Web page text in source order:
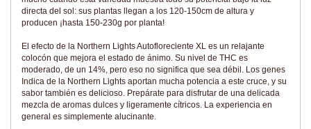
directa del sol: sus plantas llegan a los 120-150cm de altura y
producen ¡hasta 150-230g por planta!
El efecto de la Northern Lights Autofloreciente XL es un relajante
colocón que mejora el estado de ánimo. Su nivel de THC es
moderado, de un 14%, pero eso no significa que sea débil. Los genes
Indica de la Northern Lights aportan mucha potencia a este cruce, y su
sabor también es delicioso. Prepárate para disfrutar de una delicada
mezcla de aromas dulces y ligeramente cítricos. La experiencia en
general es simplemente alucinante.